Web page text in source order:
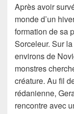
Après avoir
monde d’un
formation de sa
Sorceleur. Sur
environs de
monstres
créature. Au fil
rédanienne,
rencontre avec